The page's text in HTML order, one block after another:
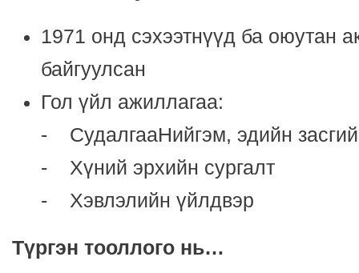
1971 онд сэхээтнүүд ба оюутан
байгуулсан
Гол үйл ажиллагаа:
- СудалгааНийгэм, эдийн
- Хүний эрхийн сургалт
- Хэвлэлийн үйлдвэр
Түргэн тооллого нь…